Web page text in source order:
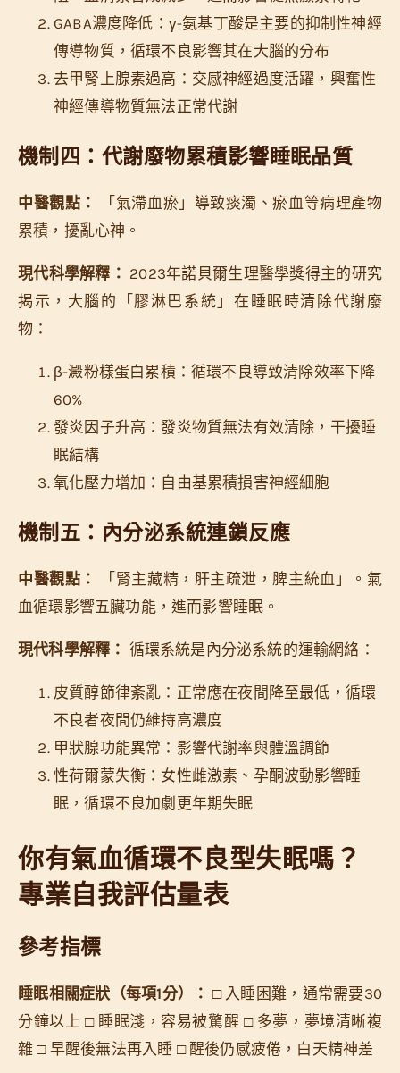
GABA濃度降低：γ-氨基丁酸是主要的抑制性神經
傳導物質，循環不良影響其在大腦的分布
去甲腎上腺素過高：交感神經過度活躍，興奮性
神經傳導物質無法正常代謝
機制四：代謝廢物累積影響睡眠品質
中醫觀點：
「氣滯血瘀」導致痰濁、瘀血等病理產物
累積，擾亂心神。
現代科學解釋： 2023年諾貝爾生理醫學獎得主的研究
揭示，大腦的「膠淋巴系統」在睡眠時清除代謝廢
物：
β-澱粉樣蛋白累積：循環不良導致清除效率下降
60%
發炎因子升高：發炎物質無法有效清除，干擾睡
眠結構
氧化壓力增加：自由基累積損害神經細胞
機制五：內分泌系統連鎖反應
中醫觀點：
「腎主藏精，肝主疏泄，脾主統血」。氣
血循環影響五臟功能，進而影響睡眠。
現代科學解釋： 循環系統是內分泌系統的運輸網絡：
皮質醇節律紊亂：正常應在夜間降至最低，循環
不良者夜間仍維持高濃度
甲狀腺功能異常：影響代謝率與體溫調節
性荷爾蒙失衡：女性雌激素、孕酮波動影響睡
眠，循環不良加劇更年期失眠
你有氣血循環不良型失眠嗎？
專業自我評估量表
參考指標
睡眠相關症狀（每項1分）： □ 入睡困難，通常需要30
分鐘以上 □ 睡眠淺，容易被驚醒 □ 多夢，夢境清晰複
雜 □ 早醒後無法再入睡 □ 醒後仍感疲倦，白天精神差